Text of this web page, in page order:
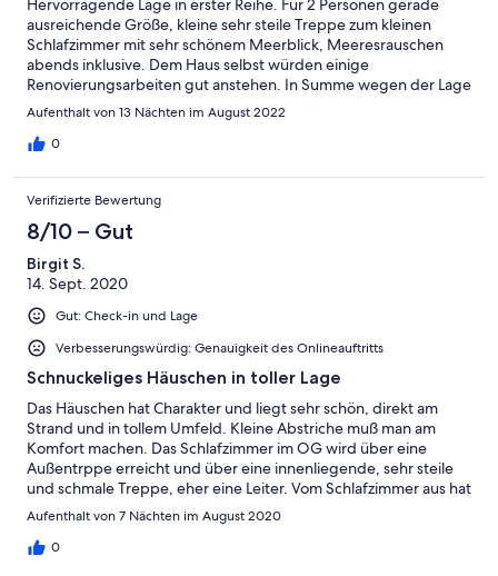
Hervorragende Lage in erster Reihe. Für 2 Personen gerade
ausreichende Größe, kleine sehr steile Treppe zum kleinen
Schlafzimmer mit sehr schönem Meerblick, Meeresrauschen
abends inklusive. Dem Haus selbst würden einige
Renovierungsarbeiten gut anstehen. In Summe wegen der Lage
und dem kurzen Weg zum Strand positive Bewertung.
Aufenthalt von 13 Nächten im August 2022
0
Verifizierte Bewertung
8/10 – Gut
Birgit S.
14. Sept. 2020
Gut: Check-in und Lage
Verbesserungswürdig: Genauigkeit des Onlineauftritts
Schnuckeliges Häuschen in toller Lage
Das Häuschen hat Charakter und liegt sehr schön, direkt am
Strand und in tollem Umfeld. Kleine Abstriche muß man am
Komfort machen. Das Schlafzimmer im OG wird über eine
Außentrppe erreicht und über eine innenliegende, sehr steile
und schmale Treppe, eher eine Leiter. Vom Schlafzimmer aus hat
man einen tollen Blick aufs Meer, auf dem kleinen Balkon davor
finden 2 Personen Platz, wirklich sehr schön. In der Anzeige war
nicht vermerkt, daß man die Endreinigung selbst machen muß.
Aufenthalt von 7 Nächten im August 2020
0